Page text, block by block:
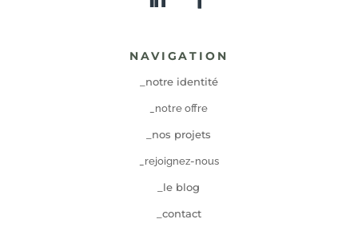
NAVIGATION
_notre identité
_notre offre
_nos projets
_rejoignez-nous
_le blog
_contact